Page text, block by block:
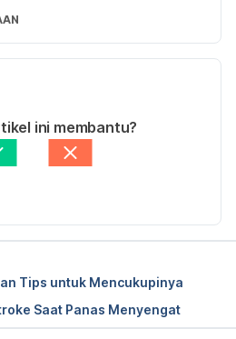
Hakim
Andrian
ini membantu?
Tips untuk Mencukupinya
Saat Panas Menyengat